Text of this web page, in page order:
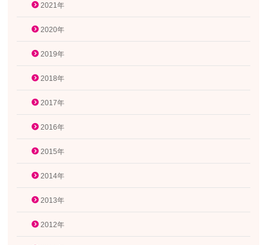
2021年
2020年
2019年
2018年
2017年
2016年
2015年
2014年
2013年
2012年